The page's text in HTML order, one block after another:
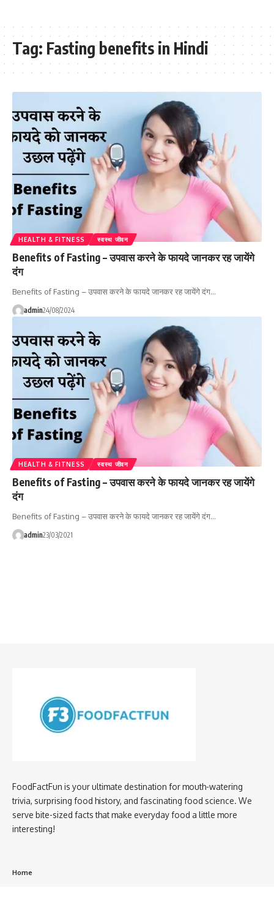
Tag: Fasting benefits in Hindi
HEALTH & FITNESS स्वस्थ जीवन
Benefits of Fasting – उपवास करने के फायदे जानकर रह जायेंगे
दंग
Benefits of Fasting – उपवास करने के फायदे जानकर रह जायेंगे दंग…
admin24/08/2024
HEALTH & FITNESS स्वस्थ जीवन
Benefits of Fasting – उपवास करने के फायदे जानकर रह जायेंगे
दंग
Benefits of Fasting – उपवास करने के फायदे जानकर रह जायेंगे दंग…
admin23/03/2021
FoodFactFun is your ultimate destination for mouth-watering
trivia, surprising food history, and fascinating food science. We
serve bite-sized facts that make everyday food a little more
interesting!
Home